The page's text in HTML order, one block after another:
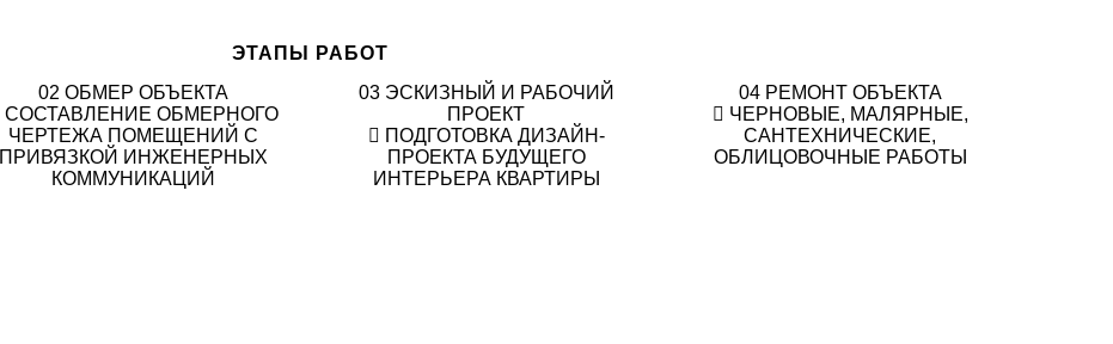
ЭТАПЫ РАБОТ
02 ОБМЕР ОБЪЕКТА
СОСТАВЛЕНИЕ ОБМЕРНОГО
ЧЕРТЕЖА ПОМЕЩЕНИЙ С
ПРИВЯЗКОЙ ИНЖЕНЕРНЫХ
КОММУНИКАЦИЙ
03 ЭСКИЗНЫЙ И РАБОЧИЙ
ПРОЕКТ
ПОДГОТОВКА ДИЗАЙН-
ПРОЕКТА БУДУЩЕГО
ИНТЕРЬЕРА КВАРТИРЫ
04 РЕМОНТ ОБЪЕКТА
ЧЕРНОВЫЕ, МАЛЯРНЫЕ,
САНТЕХНИЧЕСКИЕ,
ОБЛИЦОВОЧНЫЕ РАБОТЫ